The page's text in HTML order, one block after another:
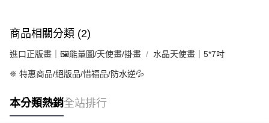
商品相關分類 (2)
進口正版畫｜🖼️能量圖/天使畫/掛畫 水晶天使畫｜5*7吋
❈ 特惠商品/絕版品/惜福品/防水逆💦
本分類熱銷全站排行